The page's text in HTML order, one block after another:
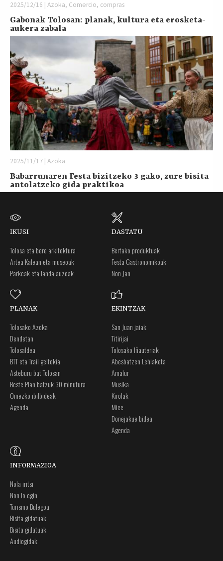
2025/12/16 | Azoka, Comercio, compras
Gabonak Tolosan: planak, kultura eta erosketa-
aukera zabala
2025/11/17 | Azoka
Babarrunaren Festa bizitzeko 3 gako, zure bisita
antolatzeko gida praktikoa
IKUSI
Tolosa eta bere arkitektura
Artea Kalean eta museoak
Parkeak eta landa auzoak
DASTATU
Bertako produktuak
Festa Gastronomikoak
Non Jan
PLANAK
Tolosako Azoka
Dendetan
Tolosaldea
BTT eta Trail geltokia
Asteburu bat Tolosan
Beste Plan batzuk 30 minutura
Oinezko ibilbideak
Agenda
EKINTZAK
San Juan jaiak
Titirijai
Tolosako Iñauteriak
Abesbatzen Lehiaketa
Amalur
Musika
Kirolak
Mice
Donejakue bidea
Agenda
INFORMAZIOA
Nola iritsi
Non lo egin
Turismo Bulegoa
Bisita gidatuak
Bisita gidatuak
Audiogidak